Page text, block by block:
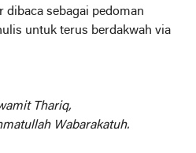
dibaca sebagai pedoman
untuk terus berdakwah via
Thariq,
Wabarakatuh.